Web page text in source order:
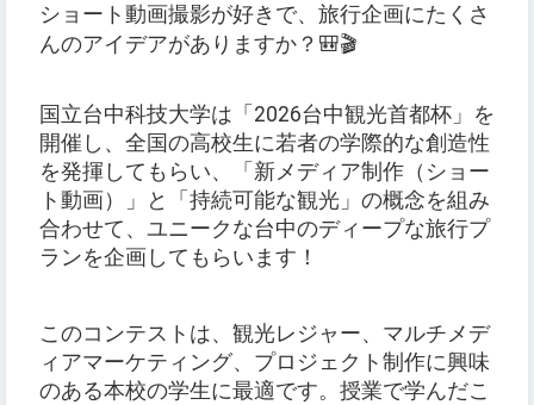
ショート動画撮影が好きで、旅行企画にたくさ
んのアイデアがありますか？🎒🎬
国立台中科技大学は「2026台中観光首都杯」を
開催し、全国の高校生に若者の学際的な創造性
を発揮してもらい、「新メディア制作（ショー
ト動画）」と「持続可能な観光」の概念を組み
合わせて、ユニークな台中のディープな旅行プ
ランを企画してもらいます！
このコンテストは、観光レジャー、マルチメデ
ィアマーケティング、プロジェクト制作に興味
のある本校の学生に最適です。授業で学んだこ